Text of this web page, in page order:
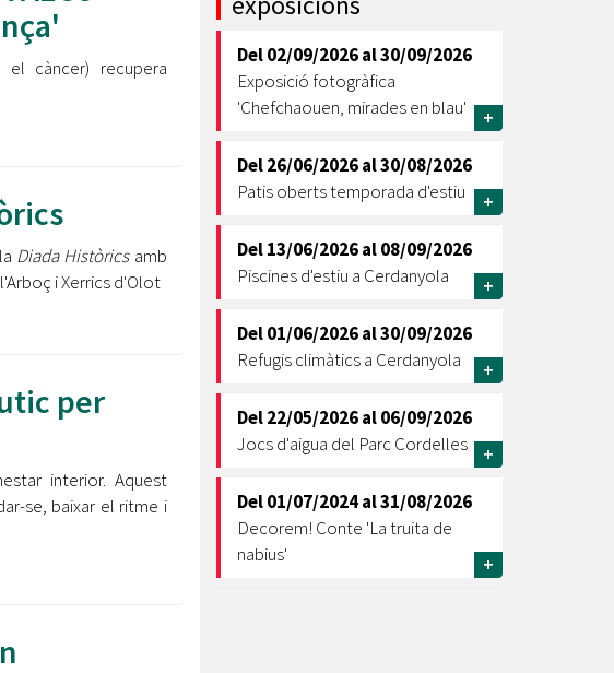
Ètica i Integritat
Retiment de Comptes
Dades Obertes
Catàleg de Serveis i Tràmits
de
i
Entitats
Equipaments
Mercats Municipals
Webs Municipals
el càncer) recupera
Diada Històricsamb
i Xerrics d'Olot
per
interior. Aquest
se, baixar el ritme i
Del02/09/2026al30/09/2026
Exposició fotogràfica
'Chefchaouen, mirades en blau'
+
Del26/06/2026al30/08/2026
Patis oberts temporada d'estiu
+
Del13/06/2026al08/09/2026
Piscines d'estiu a Cerdanyola
+
Del01/06/2026al30/09/2026
Refugis climàtics a Cerdanyola
+
Del22/05/2026al06/09/2026
Jocs d'aigua del Parc Cordelles
+
Del01/07/2024al31/08/2026
Decorem! Conte 'La truita de
nabius'
+